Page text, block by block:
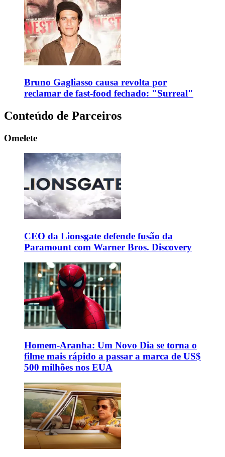
Bruno Gagliasso causa revolta por
reclamar de fast-food fechado: "Surreal"
Conteúdo de Parceiros
Omelete
CEO da Lionsgate defende fusão da
Paramount com Warner Bros. Discovery
Homem-Aranha: Um Novo Dia se torna o
filme mais rápido a passar a marca de US$
500 milhões nos EUA